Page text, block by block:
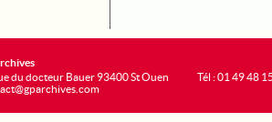
du docteur Bauer 93400 St Ouen
Tél : 01 49 48